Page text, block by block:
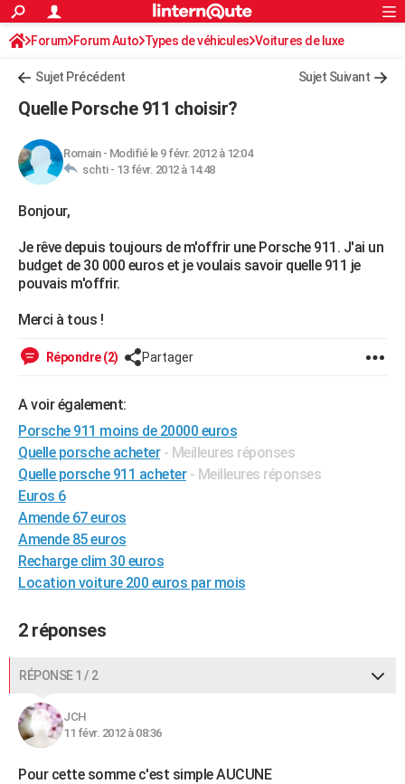
ACTUALITÉS
Politique
Société
Faits Divers
Education
Monde
Villes
+
Retraite
Impôts
Epargne
Immobilier
Risques naturels par ville
Banque
Assurance
Crédit
AUTO
HIGH-TECH
BRICOLAGE
Forum
Aménagement intérieur
Extérieur
Cuisine
Salle de bains
Jardinage
Rangement
WEEK-END
Guides de France
Escapades
Patrimoine
Expositions
Musées
Week-end nature
+LIFESTYLE
Art de vivre
Bien-être
Loisirs
Mode
Modes de vie
SANTE
Destinations
City break
Voyage nature
Voyage de noces
Forum
Climat
+PHOTO
GUIDES D'ACHAT
BONS PLANS
CARTE DE VOEUX
Carte de Noël
Carte Bonne année
Carte Saint-Valentin
Carte Pâques
Carte d'anniversaire
DICTIONNAIRE
S'inscrire
Se connecter
Lycées
Collèges
Primaires
Universités
Entreprises
Service militaire
Avis de recherche
AVIS DE DÉCÈS
FORUM
Bricolage
Lifestyle
Culture
Sport
Auto
Television
Voyage
Cinema
Rechercher
S'inscrire
Connexion
Forum Forum Auto Types de véhicules Voitures de luxe
Sujet Précédent Sujet Suivant
Quelle Porsche 911 choisir?
Romain- Modifié le 9 févr. 2012 à 12:04
schti - 13 févr. 2012 à 14:48
Bonjour,
Je rêve depuis toujours de m'offrir une Porsche 911. J'ai un
budget de 30 000 euros et je voulais savoir quelle 911 je
pouvais m'offrir.
Merci à tous !
Répondre (2) Partager
A voir également:
Porsche 911 moins de 20000 euros
Quelle porsche acheter - Meilleures réponses
Quelle porsche 911 acheter - Meilleures réponses
Euros 6
Amende 67 euros
Amende 85 euros
Recharge clim 30 euros
Location voiture 200 euros par mois
2 réponses
RÉPONSE 1 / 2
JCH
11 févr. 2012 à 08:36
Pour cette somme c'est simple AUCUNE